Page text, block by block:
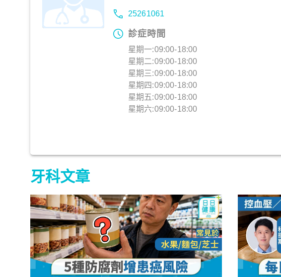
25261061
診症時間
星期一:09:00-18:00
星期二:09:00-18:00
星期三:09:00-18:00
星期四:09:00-18:00
星期五:09:00-18:00
星期六:09:00-18:00
牙科文章